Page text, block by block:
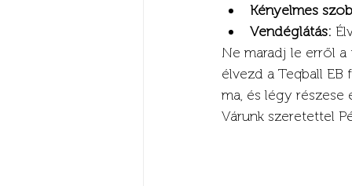
Kényelmes
Vendéglátás:
Ne maradj le erről
élvezd a Teqball
ma, és légy részese
Várunk szeretettel